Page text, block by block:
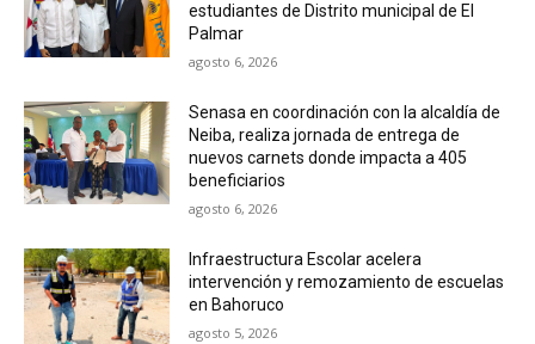
estudiantes de Distrito municipal de El
Palmar
agosto 6, 2026
Senasa en coordinación con la alcaldía de
Neiba, realiza jornada de entrega de
nuevos carnets donde impacta a 405
beneficiarios
agosto 6, 2026
Infraestructura Escolar acelera
intervención y remozamiento de escuelas
en Bahoruco
agosto 5, 2026